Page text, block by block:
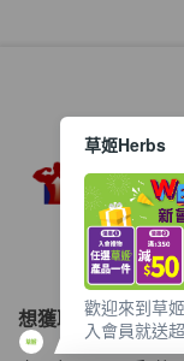
想獲取最新的優惠
草姬Herbs
歡迎來到草
入會員就送